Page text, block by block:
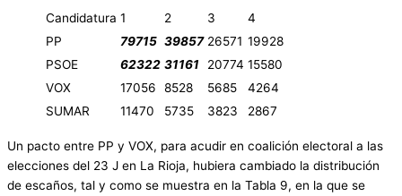
Candidatura 1 2 3
4
PP
79715 39857 26571 19928
PSOE
62322 31161 20774 15580
VOX
17056 8528 5685
4264
SUMAR
11470 5735 3823 2867
Un pacto entre PP y VOX, para acudir en coalición electoral a las
elecciones del 23 J en La Rioja, hubiera cambiado la distribución
de escaños, tal y como se muestra en la Tabla 9, en la que se